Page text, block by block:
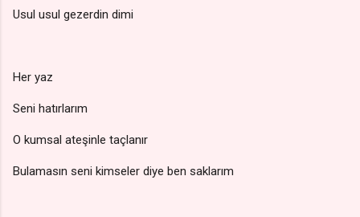
Usul usul gezerdin dimi
Her yaz
Seni hatırlarım
O kumsal ateşinle taçlanır
Bulamasın seni kimseler diye ben saklarım